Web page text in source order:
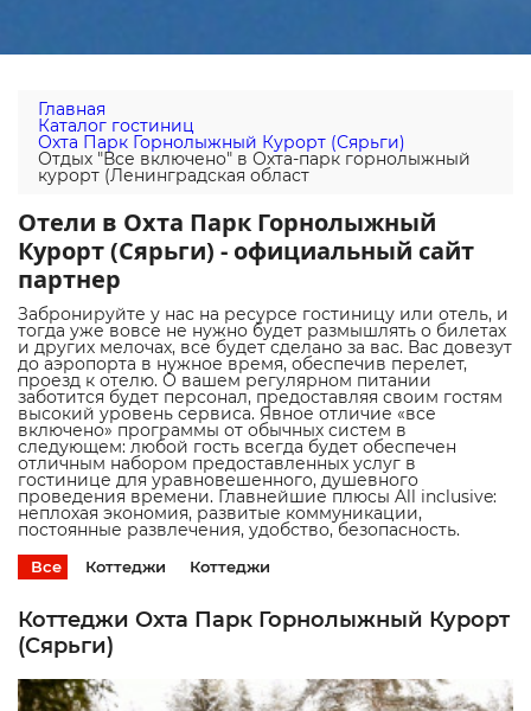
Главная
Каталог гостиниц
Охта Парк Горнолыжный Курорт (Сярьги)
Отдых "Все включено" в Охта-парк горнолыжный
курорт (Ленинградская област
Отели в Охта Парк Горнолыжный
Курорт (Сярьги) - официальный сайт
партнер
Забронируйте у нас на ресурсе гостиницу или отель, и
тогда уже вовсе не нужно будет размышлять о билетах
и других мелочах, все будет сделано за вас. Вас довезут
до аэропорта в нужное время, обеспечив перелет,
проезд к отелю. О вашем регулярном питании
заботится будет персонал, предоставляя своим гостям
высокий уровень сервиса. Явное отличие «все
включено» программы от обычных систем в
следующем: любой гость всегда будет обеспечен
отличным набором предоставленных услуг в
гостинице для уравновешенного, душевного
проведения времени. Главнейшие плюсы All inclusive:
неплохая экономия, развитые коммуникации,
постоянные развлечения, удобство, безопасность.
Все Коттеджи Коттеджи
Коттеджи Охта Парк Горнолыжный Курорт
(Сярьги)